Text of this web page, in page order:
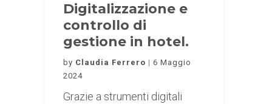
Digitalizzazione e
controllo di
gestione in hotel.
by Claudia Ferrero
6 Maggio
2024
Grazie a strumenti digitali